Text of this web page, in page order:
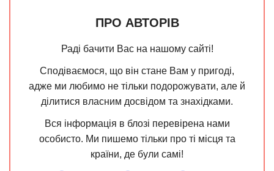
ПРО АВТОРІВ
Раді бачити Вас на нашому сайті!
Сподіваємося, що він стане Вам у пригоді,
адже ми любимо не тільки подорожувати, але й
ділитися власним досвідом та знахідками.
Вся інформація в блозі перевірена нами
особисто. Ми пишемо тільки про ті місця та
країни, де були самі!